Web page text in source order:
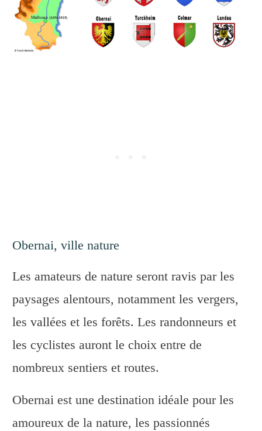
Obernai, ville nature
Les amateurs de nature seront ravis par les
paysages alentours, notamment les vergers,
les vallées et les forêts. Les randonneurs et
les cyclistes auront le choix entre de
nombreux sentiers et routes.
Obernai est une destination idéale pour les
amoureux de la nature, les passionnés